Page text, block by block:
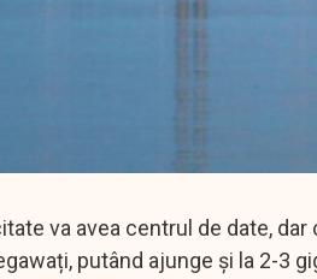
va avea centrul de date,
putând ajunge și la 2-3